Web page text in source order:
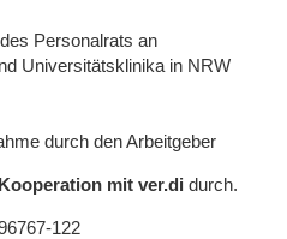
Personalrats an
Universitätsklinika in NRW
durch den Arbeitgeber
Kooperation mit ver.di durch.
122